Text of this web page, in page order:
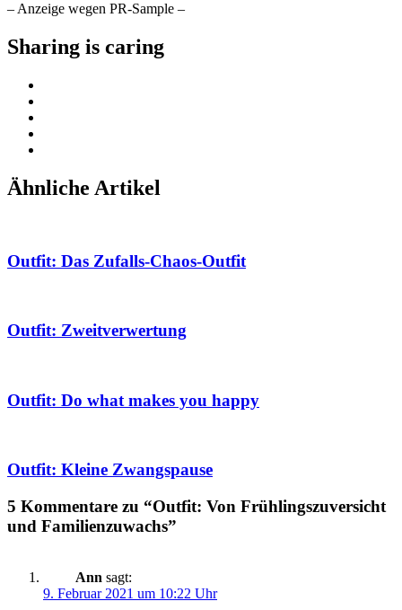
– Anzeige wegen PR-Sample –
Sharing is caring
Ähnliche Artikel
Outfit: Das Zufalls-Chaos-Outfit
Outfit: Zweitverwertung
Outfit: Do what makes you happy
Outfit: Kleine Zwangspause
5 Kommentare zu “Outfit: Von Frühlingszuversicht
und Familienzuwachs”
Ann sagt:
9. Februar 2021 um 10:22 Uhr